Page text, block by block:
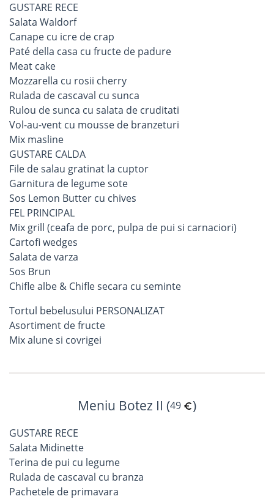
GUSTARE RECE
Salata Waldorf
Canape cu icre de crap
Paté della casa cu fructe de padure
Meat cake
Mozzarella cu rosii cherry
Rulada de cascaval cu sunca
Rulou de sunca cu salata de cruditati
Vol-au-vent cu mousse de branzeturi
Mix masline
GUSTARE CALDA
File de salau gratinat la cuptor
Garnitura de legume sote
Sos Lemon Butter cu chives
FEL PRINCIPAL
Mix grill (ceafa de porc, pulpa de pui si carnaciori)
Cartofi wedges
Salata de varza
Sos Brun
Chifle albe & Chifle secara cu seminte
Tortul bebelusului PERSONALIZAT
Asortiment de fructe
Mix alune si covrigei
Meniu Botez II (49 )
GUSTARE RECE
Salata Midinette
Terina de pui cu legume
Rulada de cascaval cu branza
Pachetele de primavara